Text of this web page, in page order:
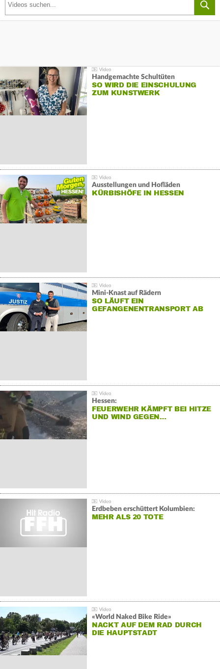
Handgemachte Schultüten
SO WIRD DIE EINSCHULUNG
ZUM KUNSTWERK
Ausstellungen und Hofläden
KÜRBISHÖFE IN HESSEN
Mini-Knast auf Rädern
SO LÄUFT EIN
GEFANGENENTRANSPORT AB
Hessen:
FEUERWEHR KÄMPFT BEI HITZE
UND WIND GEGEN…
Erdbeben erschüttert Kolumbien:
MEHR ALS 20 TOTE
«World Naked Bike Ride»
NACKT AUF DEM RAD DURCH
DIE HAUPTSTADT